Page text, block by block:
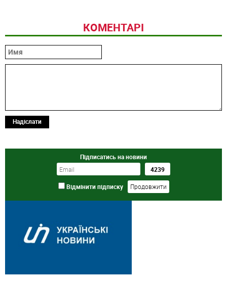
КОМЕНТАРІ
Надіслати
Підписатись на новини
Відмінити підписку